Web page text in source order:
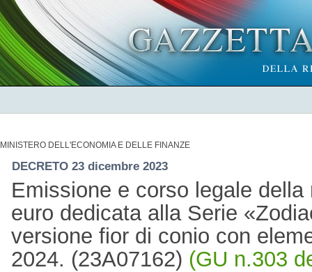
MINISTERO DELL'ECONOMIA E DELLE FINANZE
DECRETO 23 dicembre 2023
Emissione e corso legale
euro dedicata alla Serie
versione fior di conio con
2024. (23A07162) (GU n.303